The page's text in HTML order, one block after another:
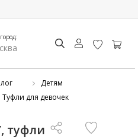
Детям
Туфли для девочек
туфли